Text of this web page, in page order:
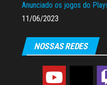
Anunciado os jogos do
11/06/2023
NOSSAS REDES